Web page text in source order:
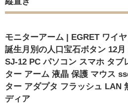
モニターアーム | EGRET ワイ
誕生月別の人口宝石ボタン 12
SJ-12 PC パソコン スマホ タブ
ター アーム 液晶 保護 マウス
ター アダプタ フラッシュ LAN
ディア